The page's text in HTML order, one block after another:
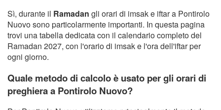
Sì, durante il Ramadan gli orari di imsak e iftar a Pontirolo
Nuovo sono particolarmente importanti. In questa pagina
trovi una tabella dedicata con il calendario completo del
Ramadan 2027, con l'orario di imsak e l'ora dell'iftar per
ogni giorno.
Quale metodo di calcolo è usato per gli orari di
preghiera a Pontirolo Nuovo?